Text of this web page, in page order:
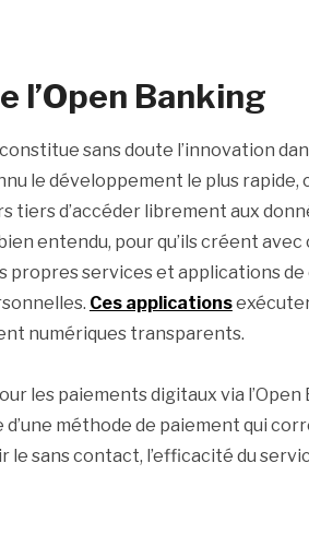
l’Open Banking
constitue sans doute l’innovation
le développement le plus rapide,
tiers d’accéder librement aux
entendu, pour qu’ils créent
propres services et applications
Ces applications
numériques transparents.
les paiements digitaux via
méthode de paiement qui
le sans contact, l’efficacité du